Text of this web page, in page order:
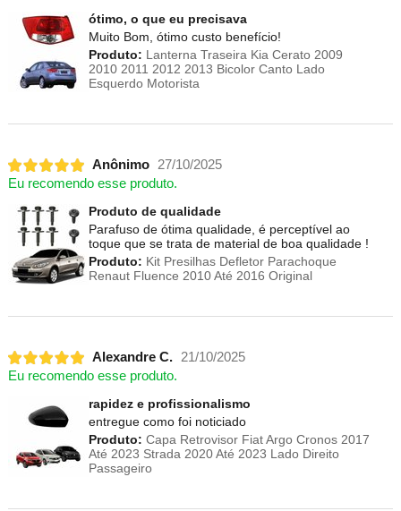
ótimo, o que eu precisava
Muito Bom, ótimo custo benefício!
Produto: Lanterna Traseira Kia Cerato 2009
2010 2011 2012 2013 Bicolor Canto Lado
Esquerdo Motorista
Anônimo
27/10/2025
Eu recomendo esse produto.
Produto de qualidade
Parafuso de ótima qualidade, é perceptível ao
toque que se trata de material de boa qualidade !
Produto: Kit Presilhas Defletor Parachoque
Renaut Fluence 2010 Até 2016 Original
Alexandre C.
21/10/2025
Eu recomendo esse produto.
rapidez e profissionalismo
entregue como foi noticiado
Produto: Capa Retrovisor Fiat Argo Cronos 2017
Até 2023 Strada 2020 Até 2023 Lado Direito
Passageiro